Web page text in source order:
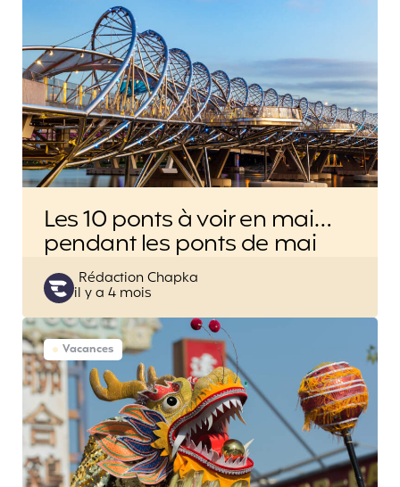
Les 10 ponts à voir en mai…
pendant les ponts de mai
Posted
by
Rédaction Chapka
il y a 4 mois
Vacances